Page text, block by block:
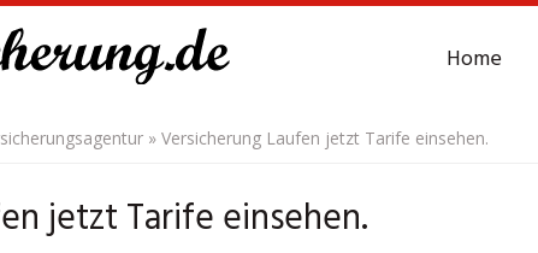
Home
» Versicherung Laufen jetzt Tarife einsehen.
jetzt Tarife einsehen.